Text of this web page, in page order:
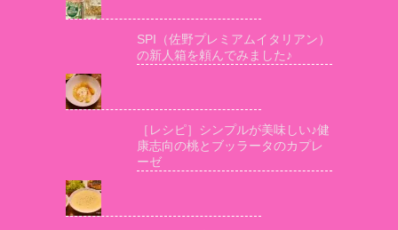
SPI（佐野プレミアムイタリアン）
の新人箱を頼んでみました♪
［レシピ］シンプルが美味しい♪健
康志向の桃とブッラータのカプレ
ーゼ